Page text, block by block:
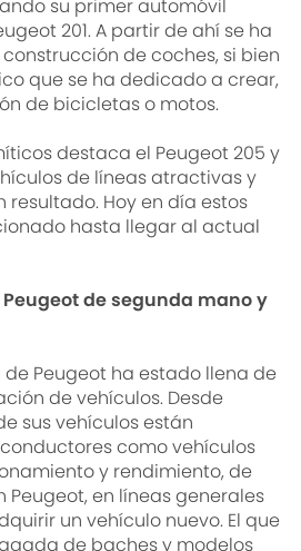
su primer automóvil
201. A partir de ahí se ha
de coches, si bien
que se ha dedicado a crear,
de bicicletas o motos.
destaca el Peugeot 205 y
de líneas atractivas y
resultado. Hoy en día estos
hasta llegar al actual
de segunda mano y
de Peugeot ha estado llena de
de vehículos. Desde
sus vehículos están
como vehículos
y rendimiento, de
Peugeot, en líneas generales
un vehículo nuevo. El que
de baches y modelos